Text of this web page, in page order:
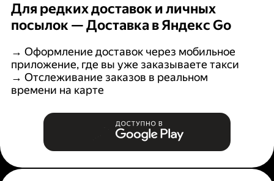
Для редких доставок и личных
посылок — Доставка в Яндекс Go
→ Оформление доставок через мобильное
приложение, где вы уже заказываете такси
→ Отслеживание заказов в реальном
времени на карте